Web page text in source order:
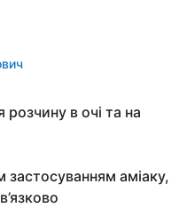
в очі та на
аміаку,